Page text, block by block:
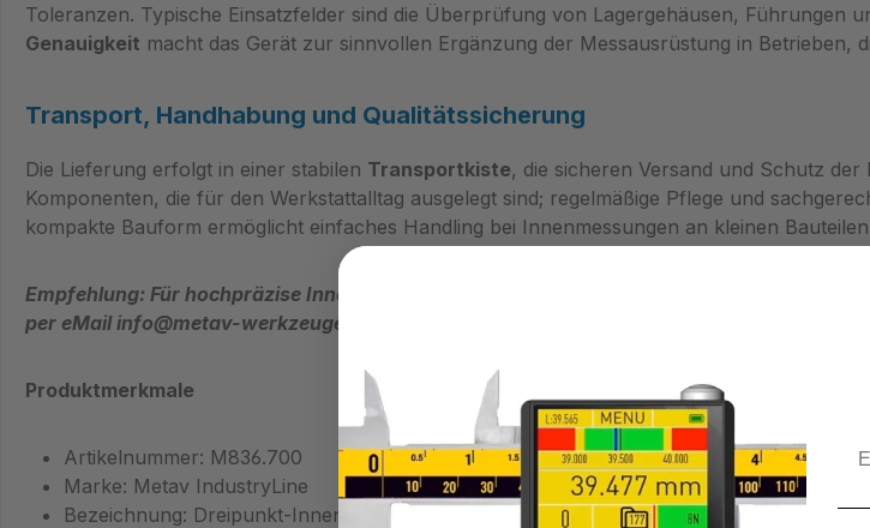
Toleranzen. Typische Einsatzfelder sind die Überprüfung von Lagergehäusen, Führungen
Genauigkeit macht das Gerät zur sinnvollen Ergänzung der Messausrüstung in Betrieben,
Transport, Handhabung und Qualitätssicherung
Die Lieferung erfolgt in einer stabilen Transportkiste, die sicheren Versand und Schutz
Komponenten, die für den Werkstattalltag ausgelegt sind; regelmäßige Pflege und
kompakte Bauform ermöglicht einfaches Handling bei Innenmessungen an kleinen
Empfehlung: Für hochpräzise Innenmessungen die Metav IndustryLine Dreipunkt-
per eMail info@metav-werkzeuge.com oder Telefon +49 2822 7131930
Produktmerkmale
Artikelnummer: M836.700
Marke: Metav IndustryLine
Bezeichnung: Dreipunkt-Innenmessschraube